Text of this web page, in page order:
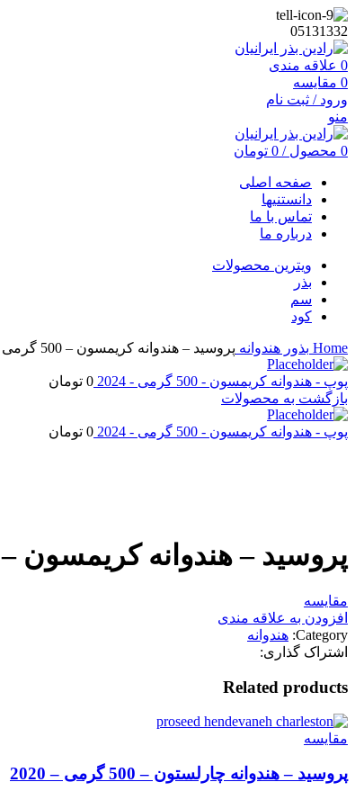
05131332
0 علاقه مندی
0 مقایسه
ورود / ثبت نام
منو
0 محصول /
0 تومان
صفحه اصلی
دانستنیها
تماس با ما
درباره ما
ویترین محصولات
بذر
سم
کود
Home بذور هندوانه پروسید – هندوانه کریمسون – 500 گرمی – 2024
پوپ - هندوانه کریمسون - 500 گرمی - 2024 0 تومان
بازگشت به محصولات
پوپ - هندوانه کریمسون - 500 گرمی - 2024 0 تومان
پروسید – هندوانه کریمسون – 500 گرمی – 2024
مقایسه
افزودن به علاقه مندی
Category: هندوانه
اشتراک گذاری:
Related products
مقایسه
پروسید – هندوانه چارلستون – 500 گرمی – 2020